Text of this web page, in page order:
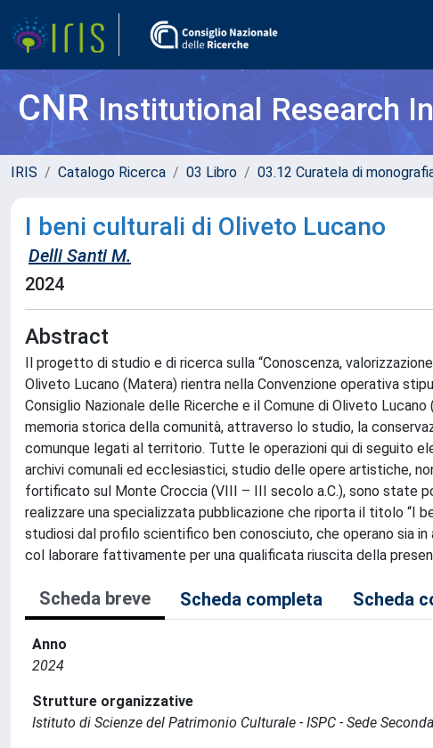
CNRInstitutional Research
IRIS Catalogo Ricerca 03 Libro 03.12 Curatela di
I beni culturali di Oliveto Lucano
Delli Santi M.
2024
Abstract
Il progetto di studio e di ricerca sulla “Conoscenza,
Oliveto Lucano (Matera) rientra nella Convenzione operativa
Consiglio Nazionale delle Ricerche e il Comune di Oliveto
memoria storica della comunità, attraverso lo studio, la
comunque legati al territorio. Tutte le operazioni qui di seguito
archivi comunali ed ecclesiastici, studio delle opere artistiche,
fortificato sul Monte Croccia (VIII – III secolo a.C.), sono state
realizzare una specializzata pubblicazione che riporta il titolo “I
studiosi dal profilo scientifico ben conosciuto, che operano sia
col laborare fattivamente per una qualificata riuscita della
Scheda breve Scheda completa Scheda
Anno
2024
Strutture organizzative
Istituto di Scienze del Patrimonio Culturale - ISPC - Sede